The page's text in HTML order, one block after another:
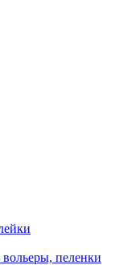
пеленки